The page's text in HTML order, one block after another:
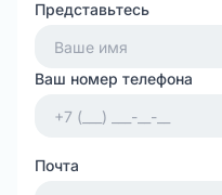
Представьтесь
Ваш номер телефона
Почта